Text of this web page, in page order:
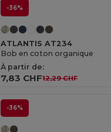
-36%
ATLANTIS AT234
Bob en coton organique
À partir de:
7,83 CHF12,29 CHF
-36%